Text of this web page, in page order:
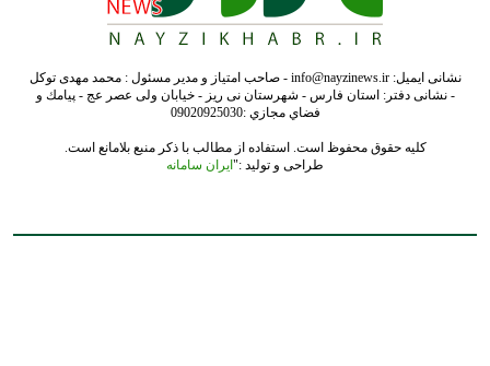
نشانی ایمیل: info@nayzinews.ir - صاحب امتیاز و مدیر مسئول : محمد مهدی توکل
- نشانی دفتر: استان فارس - شهرستان نی ریز - خیابان ولی عصر عج - پيامك و
فضاي مجازي :09020925030
کلیه حقوق محفوظ است. استفاده از مطالب با ذکر منبع بلامانع است.
طراحی و تولید :" ایران سامانه